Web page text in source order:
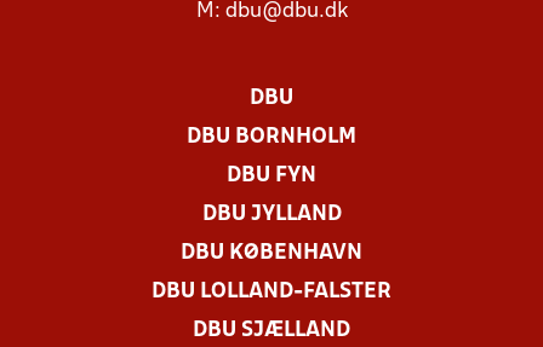
M: dbu@dbu.dk
DBU
DBU BORNHOLM
DBU FYN
DBU JYLLAND
DBU KØBENHAVN
DBU LOLLAND-FALSTER
DBU SJÆLLAND